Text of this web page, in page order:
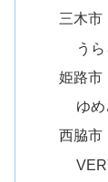
三木市
う
姫路市
ゆ
西脇市